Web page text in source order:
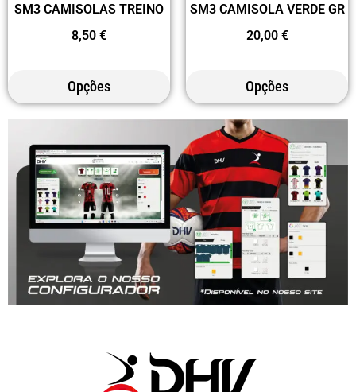
SM3 CAMISOLAS TREINO
8,50 €
Opções
SM3 CAMISOLA VERDE GR
20,00 €
Opções